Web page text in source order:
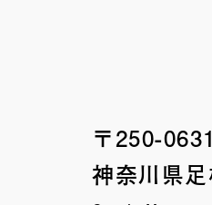
〒250-0631
神奈川県